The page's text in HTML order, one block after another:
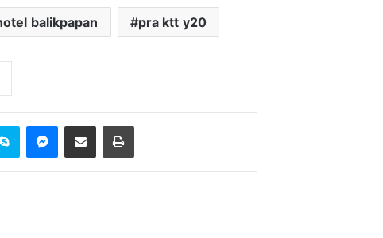
balikpapan pra ktt y20
Skype Messenger
Bagikan melalui Email Cetak